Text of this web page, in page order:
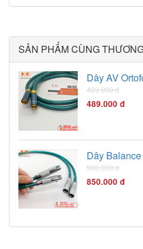
SẢN PHẨM CÙNG
Dây AV
489.000 đ
489.000 đ
Dây
900.000 đ
850.000 đ